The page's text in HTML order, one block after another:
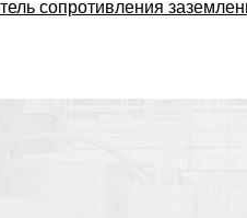
сопротивления